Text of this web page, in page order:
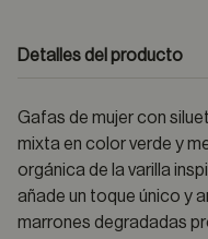
Detalles del producto
Gafas de mujer con
mixta en color verde y
orgánica de la varilla
añade un toque único y
marrones degradadas